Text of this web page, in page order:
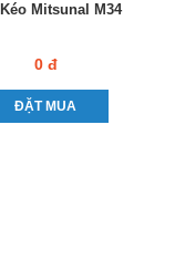
Mitsunal M34
0 đ
ĐẶT MUA